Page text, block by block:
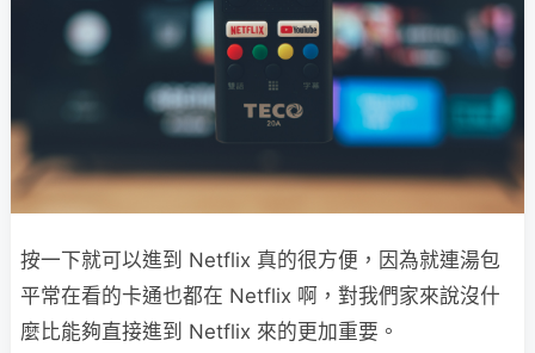
按一下就可以進到 Netflix 真的很方便，因為就連湯包
平常在看的卡通也都在 Netflix 啊，對我們家來說沒什
麼比能夠直接進到 Netflix 來的更加重要。